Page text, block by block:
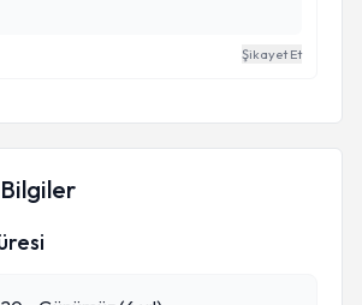
hanım sayesinde iki ayda 10 kilo
önemlisi de diyetin katı yasaklar
ondan razı olsun hakkını nasıl
Şikayet Et